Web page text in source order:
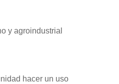
y agroindustrial
hacer un uso